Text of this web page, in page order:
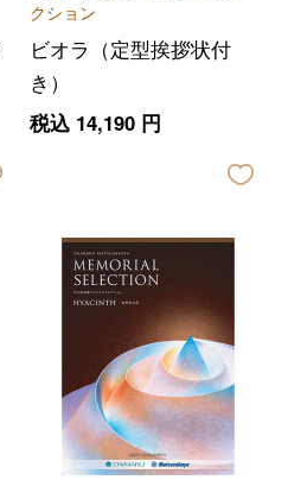
クション
ビオラ（定型挨拶状付
き）
税込 14,190円